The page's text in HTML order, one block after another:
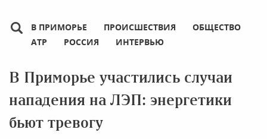
В ПРИМОРЬЕ ПРОИСШЕСТВИЯ
ОБЩЕСТВО
АТР
РОССИЯ ИНТЕРВЬЮ
В Приморье участились случаи
нападения на ЛЭП: энергетики
бьют тревогу